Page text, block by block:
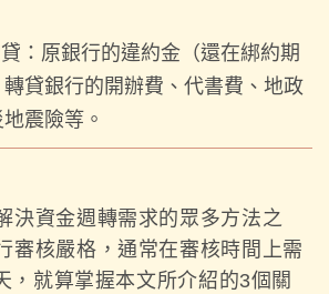
：原銀行的違約金（還在綁約期
貸銀行的開辦費、代書費、地政
震險等。
決資金週轉需求的眾多方法之
審核嚴格，通常在審核時間上需
，就算掌握本文所介紹的3個關